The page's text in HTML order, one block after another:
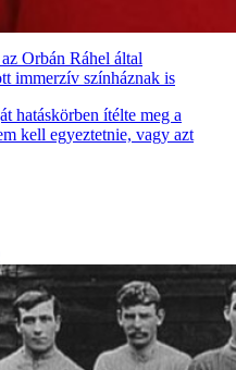
Orbán Ráhel által
immerzív színháznak is
hatáskörben ítélte meg a
kell egyeztetnie, vagy azt